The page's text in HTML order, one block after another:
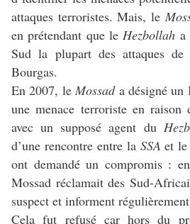
attaques terroristes. Mais, le
en prétendant que leHezbollah a
Sud la plupart des attaques de
Bourgas.
En 2007, leMossada désigné un
une menace terroriste en raison
avec un supposé agent du
d’une rencontre entre la SSA et
ont demandé un compromis :
Mossad réclamait des Sud-
suspect et informent
Cela fut refusé car hors du